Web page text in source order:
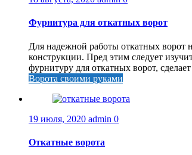
Фурнитура для откатных ворот
Для надежной работы откатных ворот
конструкции. Пред этим следует
фурнитуру для откатных ворот,
Ворота своими руками
19 июля, 2020 admin 0
Откатные ворота